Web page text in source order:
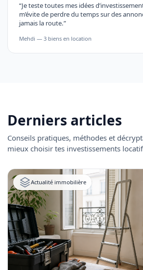
“Je teste toutes mes idées
m’évite de perdre du temps sur des
jamais la route.”
Mehdi — 3 biens en location
Derniers articles
Conseils pratiques, méthodes et
mieux choisir tes investissements
Actualité immobilière